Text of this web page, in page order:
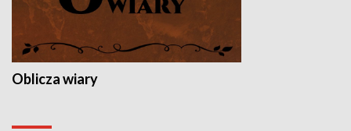
Oblicza wiary